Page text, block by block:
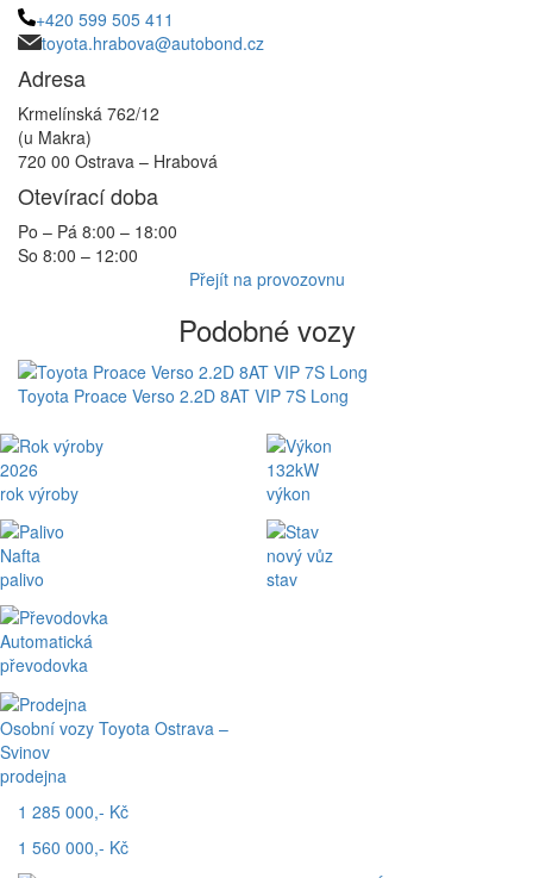
+420 599 505 411
toyota.hrabova@autobond.cz
Adresa
Krmelínská 762/12
(u Makra)
720 00 Ostrava – Hrabová
Otevírací doba
Po – Pá 8:00 – 18:00
So 8:00 – 12:00
Přejít na provozovnu
Podobné vozy
Toyota Proace Verso 2.2D 8AT VIP 7S Long
2026
rok výroby
Nafta
palivo
Automatická
převodovka
Osobní vozy Toyota Ostrava –
Svinov
prodejna
132kW
výkon
nový vůz
stav
1 285 000,- Kč
1 560 000,- Kč